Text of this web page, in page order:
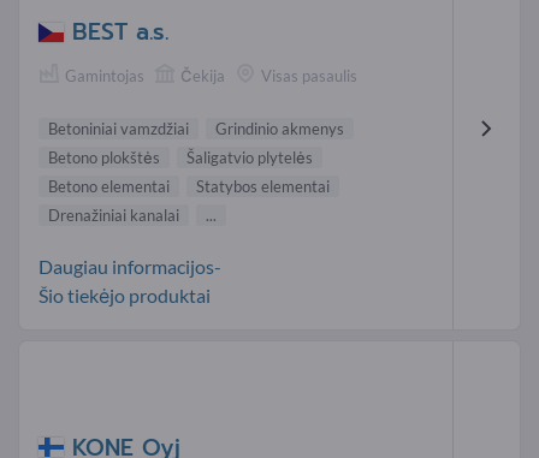
BEST a.s.
Gamintojas Čekija Visas pasaulis
Betoniniai vamzdžiai
Grindinio akmenys
Betono plokštės
Šaligatvio plytelės
Betono elementai
Statybos elementai
Drenažiniai kanalai
...
Daugiau informacijos-
Šio tiekėjo produktai
KONE Oyj